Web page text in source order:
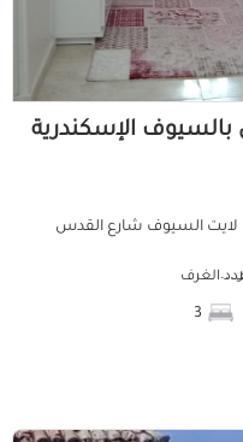
لايت السيوف شارع القدس
الغرف